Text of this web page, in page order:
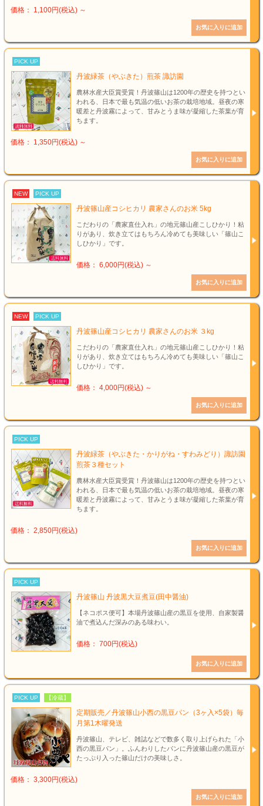
価格： 1,100円(税込) ～
PICK UP
丹波緑茶（やぶきた）煎茶 諏訪園
農林水産大臣賞受賞！丹波篠山は1200年の歴史を持つとい
われる、日本で最も気温の低いお茶の栽培地域。昼夜の寒
暖差と丹波霧によって、甘みとうま味が凝縮した茶葉が育
ちます。
価格： 1,350円(税込) ～
NEW PICK UP
丹波篠山産コシヒカリ 農家さんのお米 5kg
こだわりの「農家直仕入れ」の地元篠山産こしひかり！粘
りがあり、炊き立てはもちろん冷めても美味しい「篠山こ
しひかり」です。
価格： 6,000円(税込) ～
NEW PICK UP
丹波篠山産コシヒカリ 農家さんのお米 ３kg
こだわりの「農家直仕入れ」の地元篠山産こしひかり！粘
りがあり、炊き立てはもちろん冷めても美味しい「篠山こ
しひかり」です。
価格： 4,000円(税込) ～
PICK UP
丹波緑茶（やぶきた・かりがね・すわみどり）諏訪園
煎茶３種セット
農林水産大臣賞受賞！丹波篠山は1200年の歴史を持つとい
われる、日本で最も気温の低いお茶の栽培地域。昼夜の寒
暖差と丹波霧によって、甘みとうま味が凝縮した茶葉が育
ちます。
価格： 2,850円(税込)
PICK UP
丹波篠山 丹波黒大豆煮豆(田中醤油)
【ネコポス便可】本場丹波篠山産の黒豆を使用、自家製醤
油で煮込んだ深みのある味わい。
価格： 700円(税込)
PICK UP 【冷蔵】
定期販売／丹波篠山小西の黒豆パン（3ヶ入×5袋）毎
月第1木曜発送
丹波篠山、テレビ、雑誌などで数多く取り上げられた「小
西の黒豆パン」。ふんわりしたパンに丹波篠山産の黒豆が
たっぷり入った篠山だけの美味しさ。
価格： 3,300円(税込)